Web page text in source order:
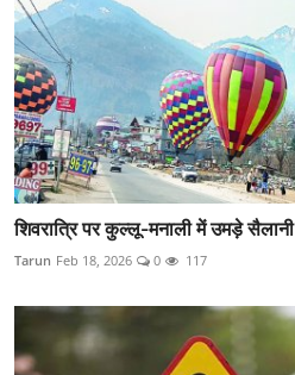
शिवरात्रि पर कुल्लू-मनाली में उमड़े सैलानी
Tarun Feb 18, 2026 0 117